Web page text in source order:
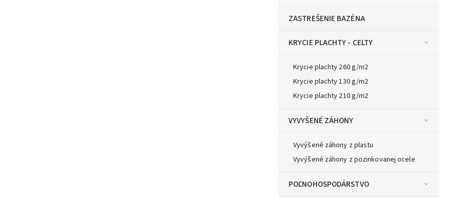
ZASTREŠENIE BAZÉNA
KRYCIE PLACHTY - CELTY
Krycie plachty 260 g/m2
Krycie plachty 130 g/m2
Krycie plachty 210 g/m2
VYVYŠENÉ ZÁHONY
Vyvýšené záhony z plastu
Vyvýšené záhony z pozinkovanej ocele
POĽNOHOSPODÁRSTVO